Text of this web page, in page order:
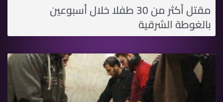
مقتل أكثر من 30 طفلا خلال أسبوعين
بالغوطة الشرقية